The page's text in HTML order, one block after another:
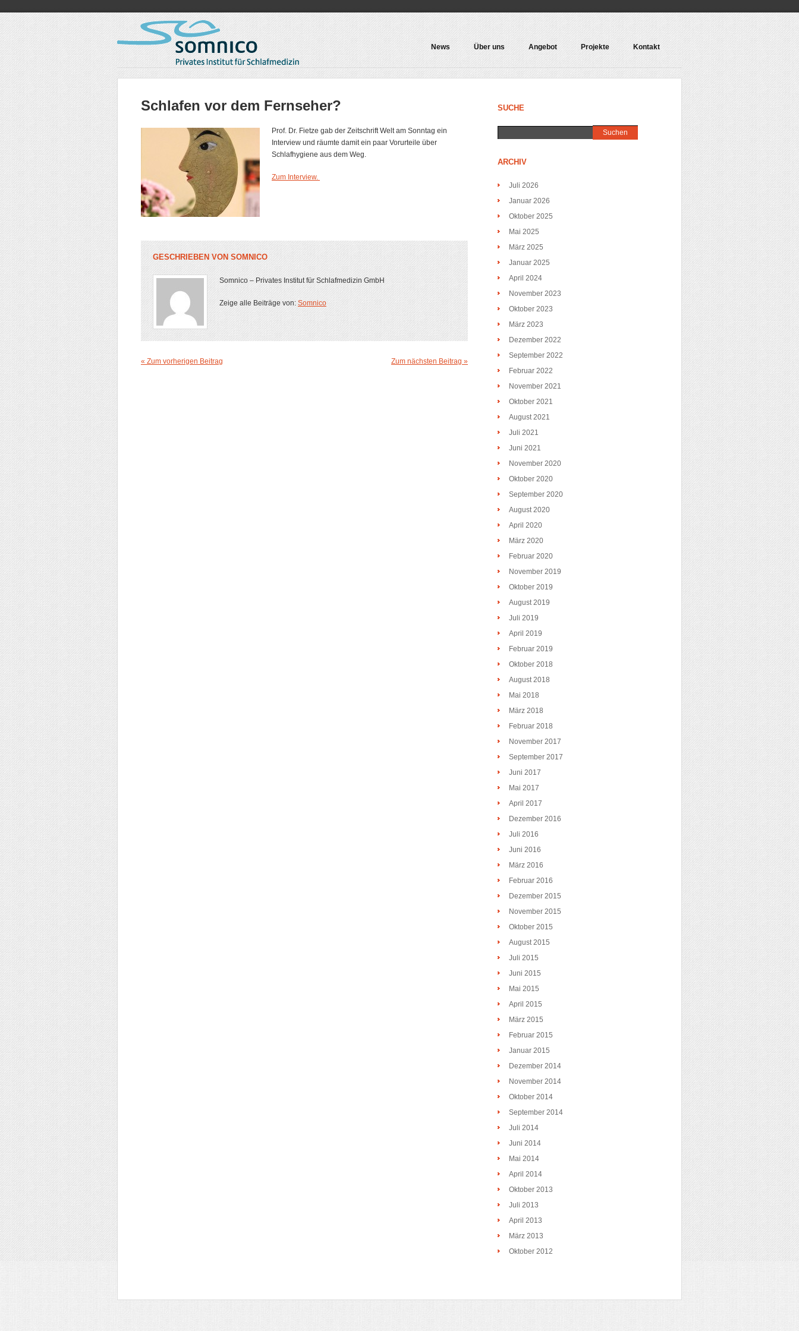
News Über uns Angebot Projekte Kontakt
Schlafen vor dem Fernseher?
Prof. Dr. Fietze gab der Zeitschrift Welt am Sonntag ein
Interview und räumte damit ein paar Vorurteile über
Schlafhygiene aus dem Weg.
Zum Interview.
GESCHRIEBEN VONSOMNICO
Somnico – Privates Institut für Schlafmedizin GmbH
Zeige alle Beiträge von: Somnico
« Zum vorherigen Beitrag Zum nächsten Beitrag »
SUCHE
ARCHIV
Juli 2026
Januar 2026
Oktober 2025
Mai 2025
März 2025
Januar 2025
April 2024
November 2023
Oktober 2023
März 2023
Dezember 2022
September 2022
Februar 2022
November 2021
Oktober 2021
August 2021
Juli 2021
Juni 2021
November 2020
Oktober 2020
September 2020
August 2020
April 2020
März 2020
Februar 2020
November 2019
Oktober 2019
August 2019
Juli 2019
April 2019
Februar 2019
Oktober 2018
August 2018
Mai 2018
März 2018
Februar 2018
November 2017
September 2017
Juni 2017
Mai 2017
April 2017
Dezember 2016
Juli 2016
Juni 2016
März 2016
Februar 2016
Dezember 2015
November 2015
Oktober 2015
August 2015
Juli 2015
Juni 2015
Mai 2015
April 2015
März 2015
Februar 2015
Januar 2015
Dezember 2014
November 2014
Oktober 2014
September 2014
Juli 2014
Juni 2014
Mai 2014
April 2014
Oktober 2013
Juli 2013
April 2013
März 2013
Oktober 2012